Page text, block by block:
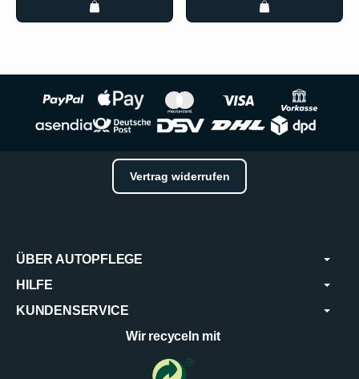
Vertrag widerrufen
ÜBER AUTOPFLEGE
HILFE
KUNDENSERVICE
Wir recyceln mit